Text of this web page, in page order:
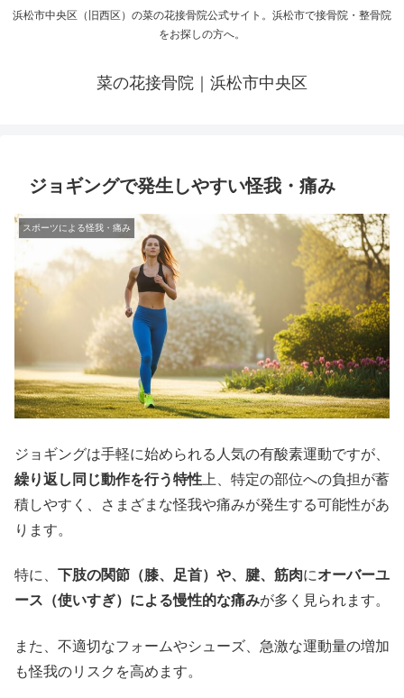
浜松市中央区（旧西区）の菜の花接骨院公式サイト。浜松市で接骨院・整骨院
をお探しの方へ。
菜の花接骨院｜浜松市中央区
ジョギングで発生しやすい怪我・痛み
スポーツによる怪我・痛み
ジョギングは手軽に始められる人気の有酸素運動ですが、
繰り返し同じ動作を行う特性 上、特定の部位への負担が蓄
積しやすく、さまざまな怪我や痛みが発生する可能性があ
ります。
特に、 下肢の関節（膝、足首）や、腱、筋肉にオーバーユ
ース（使いすぎ）による慢性的な痛みが多く見られます。
また、不適切なフォームやシューズ、急激な運動量の増加
も怪我のリスクを高めます。